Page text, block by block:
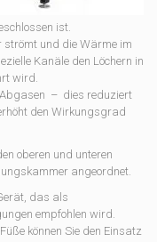
ist.
strömt und die Wärme im
Kanäle den Löchern in
wird.
– dies reduziert
den Wirkungsgrad
oberen und unteren
angeordnet.
das als
empfohlen wird.
können Sie den Einsatz